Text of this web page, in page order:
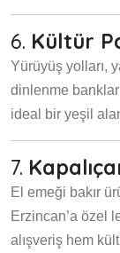
6. Kültür
Yürüyüş yolları,
dinlenme
ideal bir yeşil
7.
El emeği bakır
Erzincan’a özel
alışveriş hem